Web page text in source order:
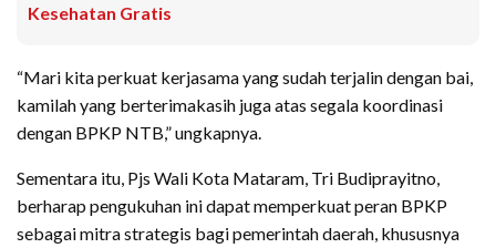
Kesehatan Gratis
“Mari kita perkuat kerjasama yang sudah terjalin dengan bai,
kamilah yang berterimakasih juga atas segala koordinasi
dengan BPKP NTB,” ungkapnya.
Sementara itu, Pjs Wali Kota Mataram, Tri Budiprayitno,
berharap pengukuhan ini dapat memperkuat peran BPKP
sebagai mitra strategis bagi pemerintah daerah, khususnya